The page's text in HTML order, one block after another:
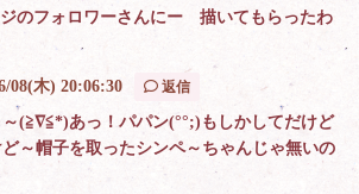
ジのフォロワーさんにー 描いてもらったわ
08(木) 20:06:30 返信
(≧∇≦*)あっ！パパン(°°;)もしかしてだけど
～帽子を取ったシンペ～ちゃんじゃ無いの